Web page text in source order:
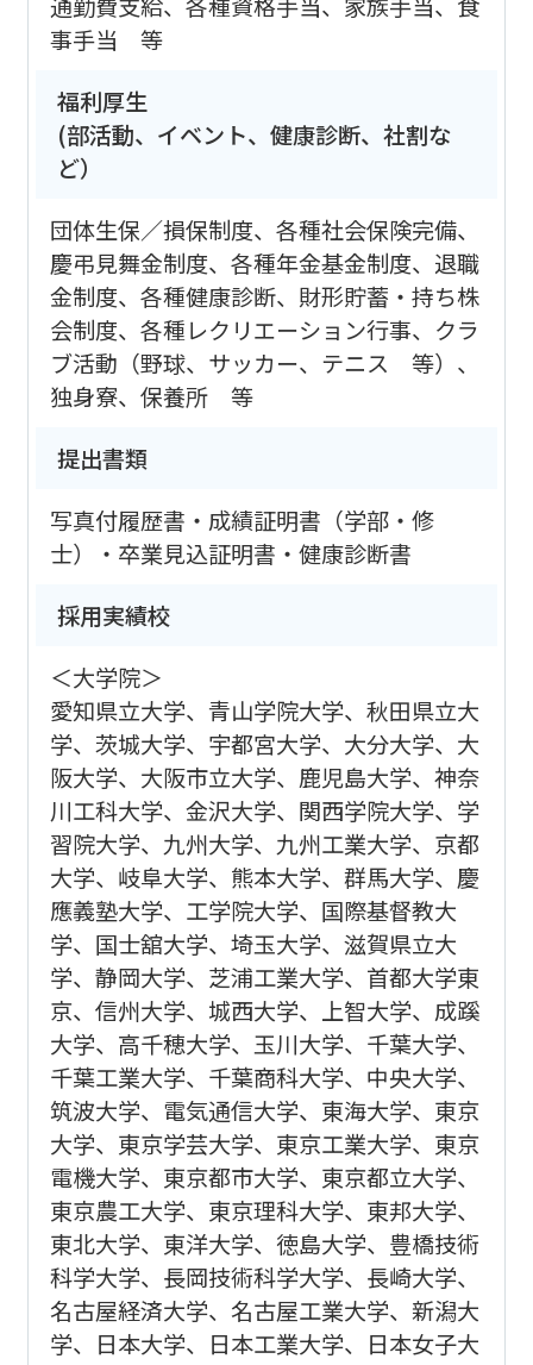
事手当 等
福利厚生
(部活動、イベント、健康診断、社割な
ど）
団体生保／損保制度、各種社会保険完備、
慶弔見舞金制度、各種年金基金制度、退職
金制度、各種健康診断、財形貯蓄・持ち株
会制度、各種レクリエーション行事、クラ
ブ活動（野球、サッカー、テニス 等）、
独身寮、保養所 等
提出書類
写真付履歴書・成績証明書（学部・修
士）・卒業見込証明書・健康診断書
採用実績校
＜大学院＞
愛知県立大学、青山学院大学、秋田県立大
学、茨城大学、宇都宮大学、大分大学、大
阪大学、大阪市立大学、鹿児島大学、神奈
川工科大学、金沢大学、関西学院大学、学
習院大学、九州大学、九州工業大学、京都
大学、岐阜大学、熊本大学、群馬大学、慶
應義塾大学、工学院大学、国際基督教大
学、国士舘大学、埼玉大学、滋賀県立大
学、静岡大学、芝浦工業大学、首都大学東
京、信州大学、城西大学、上智大学、成蹊
大学、高千穂大学、玉川大学、千葉大学、
千葉工業大学、千葉商科大学、中央大学、
筑波大学、電気通信大学、東海大学、東京
大学、東京学芸大学、東京工業大学、東京
電機大学、東京都市大学、東京都立大学、
東京農工大学、東京理科大学、東邦大学、
東北大学、東洋大学、徳島大学、豊橋技術
科学大学、長岡技術科学大学、長崎大学、
名古屋経済大学、名古屋工業大学、新潟大
学、日本大学、日本工業大学、日本女子大